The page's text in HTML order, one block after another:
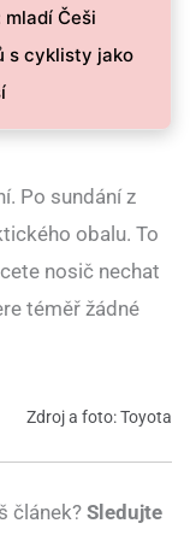
mladí Češi
s cyklisty jako
Po sundání z
obalu. To
nosič nechat
téměř žádné
Zdroj a foto: Toyota
článek?Sledujte